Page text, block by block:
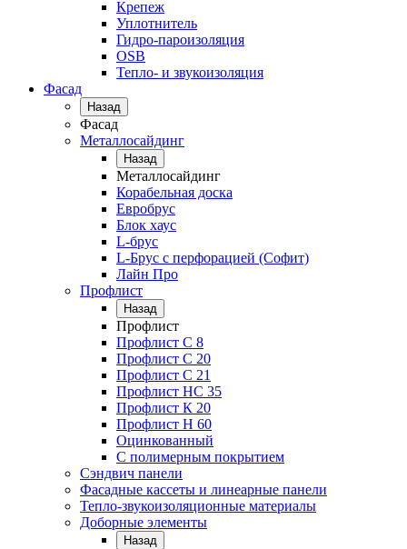
Крепеж
Уплотнитель
Гидро-пароизоляция
OSB
Тепло- и звукоизоляция
Фасад
Назад
Фасад
Металлосайдинг
Назад
Металлосайдинг
Корабельная доска
Евробрус
Блок хаус
L-брус
L-Брус с перфорацией (Софит)
Лайн Про
Профлист
Назад
Профлист
Профлист С 8
Профлист С 20
Профлист C 21
Профлист НС 35
Профлист К 20
Профлист Н 60
Оцинкованный
С полимерным покрытием
Сэндвич панели
Фасадные кассеты и линеарные панели
Тепло-звукоизоляционные материалы
Доборные элементы
Назад